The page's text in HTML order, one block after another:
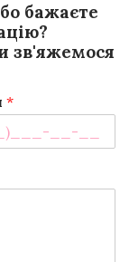
бажаєте
зв'яжемося
*